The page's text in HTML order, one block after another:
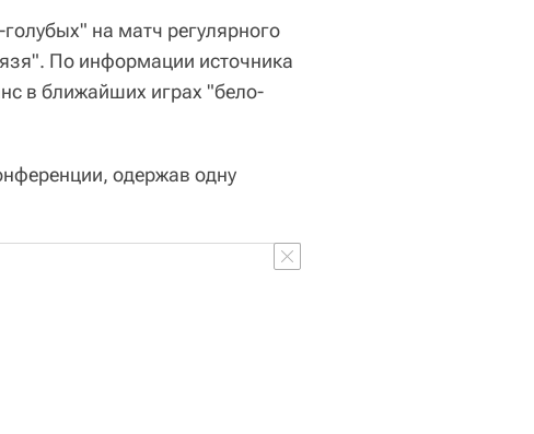
на матч регулярного
По информации источника
в ближайших играх "бело-
одержав одну